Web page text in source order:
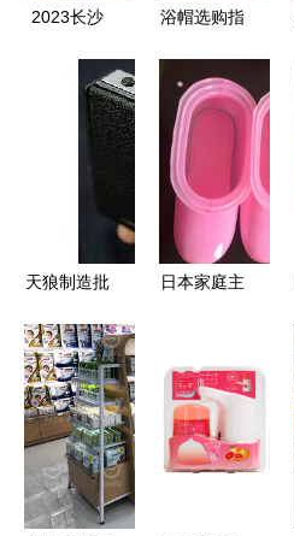
2023长沙
用百货与小
商品展精彩
浴帽选购指
材质、价格
与厂家推荐
天狼制造批
行业优质日
用品供应商
日本家庭主
货中的必备
用品